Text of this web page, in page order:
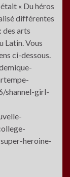
« Du héros
différentes
des arts
Latin. Vous
ci-dessous.
shannel-girl-
heroine-